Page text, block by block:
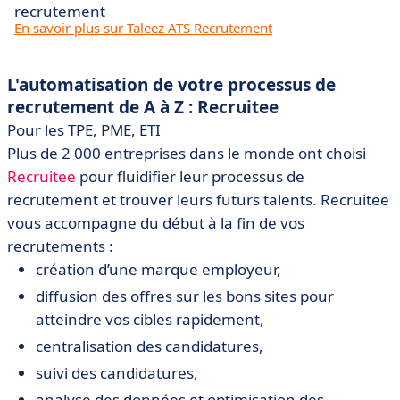
recrutement
En savoir plus sur Taleez ATS Recrutement
L'automatisation de votre processus de
recrutement de A à Z : Recruitee
Pour les TPE, PME, ETI
Plus de 2 000 entreprises dans le monde ont choisi
Recruitee pour fluidifier leur processus de
recrutement et trouver leurs futurs talents. Recruitee
vous accompagne du début à la fin de vos
recrutements :
création d’une marque employeur,
diffusion des offres sur les bons sites pour
atteindre vos cibles rapidement,
centralisation des candidatures,
suivi des candidatures,